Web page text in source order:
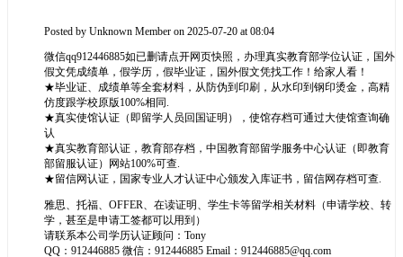
Posted by Unknown Member on 2025-07-20 at 08:04
微信qq912446885如已删请点开网页快照，办理真实教育部学位认证，国外
假文凭成绩单，假学历，假毕业证，国外假文凭找工作！给家人看！
★毕业证、成绩单等全套材料，从防伪到印刷，从水印到钢印烫金，高精
仿度跟学校原版100%相同.
★真实使馆认证（即留学人员回国证明），使馆存档可通过大使馆查询确
认
★真实教育部认证，教育部存档，中国教育部留学服务中心认证（即教育
部留服认证）网站100%可查.
★留信网认证，国家专业人才认证中心颁发入库证书，留信网存档可查.
雅思、托福、OFFER、在读证明、学生卡等留学相关材料（申请学校、转
学，甚至是申请工签都可以用到）
请联系本公司学历认证顾问：Tony
QQ：912446885 微信：912446885 Email：912446885@qq.com